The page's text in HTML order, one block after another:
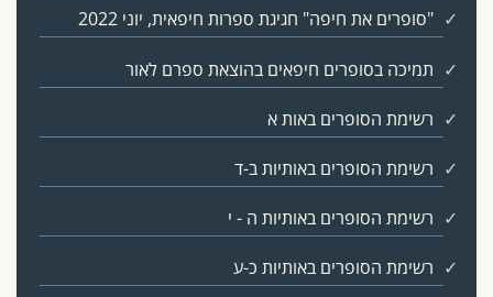
"סופרים את חיפה" חגיגת ספרות חיפאית, יוני 2022
תמיכה בסופרים חיפאים בהוצאת ספרם לאור
רשימת הסופרים באות א
רשימת הסופרים באותיות ב-ד
רשימת הסופרים באותיות ה - י
רשימת הסופרים באותיות כ-ע